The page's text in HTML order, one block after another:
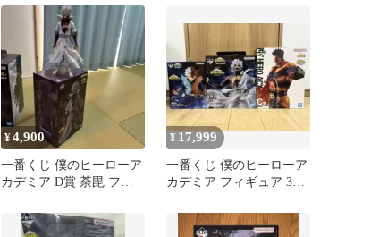
¥4,900
一番くじ 僕のヒーローア
カデミア D賞 荼毘 フィ
¥ 17,999
一番くじ 僕のヒーローア
カデミア フィギュア 3体